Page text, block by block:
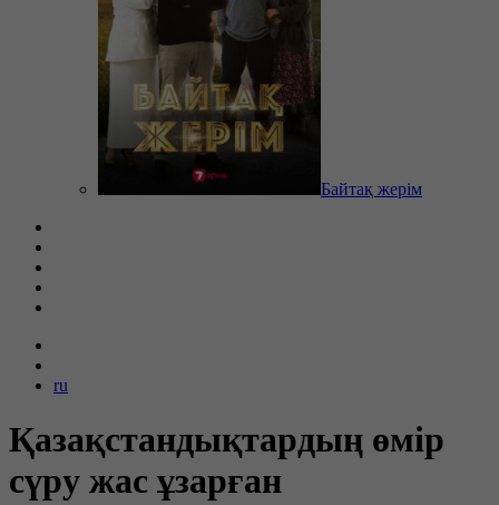
Байтақ жерім
ru
Қазақстандықтардың өмір
сүру жас ұзарған